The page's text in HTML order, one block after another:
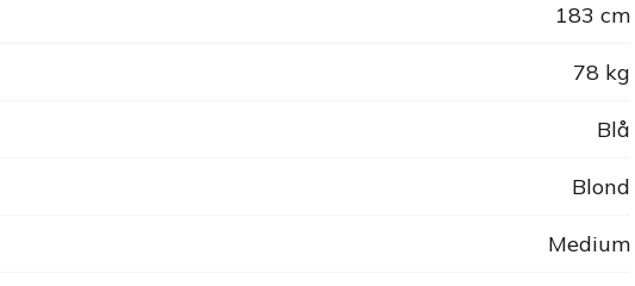
183 cm
78 kg
Blå
Blond
Medium